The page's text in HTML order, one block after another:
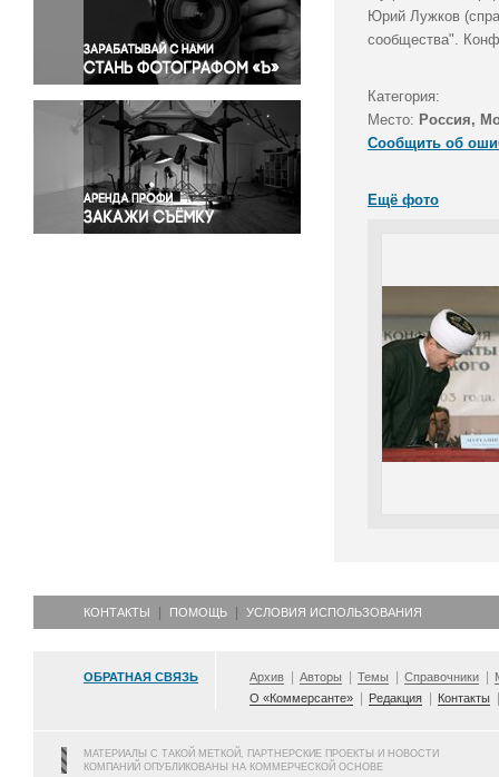
Правосудие
Происшествия и конфликты
Религия
Светская жизнь
Спорт
Экология
Экономика и бизнес
Юрий Лужков
сообщества".
Категория:
Место: Россия,
Сообщить об
Ещё фото
КОНТАКТЫ ПОМОЩЬ УСЛОВИЯ ИСПОЛЬЗОВАНИЯ
ОБРАТНАЯ СВЯЗЬ Архив Авторы Темы Справочники
О «Коммерсанте»
Редакция Контакты
МАТЕРИАЛЫ С ТАКОЙ МЕТКОЙ, ПАРТНЕРСКИЕ ПРОЕКТЫ И НОВОСТИ
КОМПАНИЙ ОПУБЛИКОВАНЫ НА КОММЕРЧЕСКОЙ ОСНОВЕ